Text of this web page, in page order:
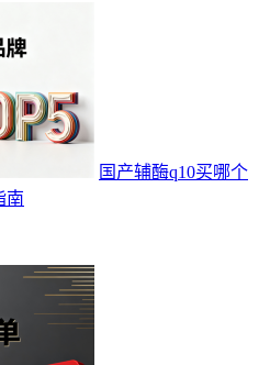
国产辅酶q10买哪个
南